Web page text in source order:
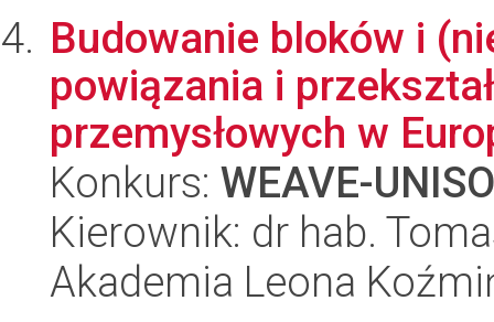
Budowanie bloków i
powiązania i
przemysłowych w
Konkurs: WEAVE-
Kierownik: dr hab.
Akademia Leona